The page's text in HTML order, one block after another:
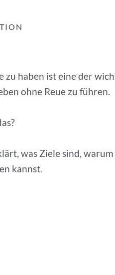
zu haben ist eine der
ohne Reue zu führen.
was Ziele sind,
kannst.